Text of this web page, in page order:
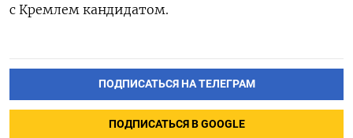
с Кремлем кандидатом.
ПОДПИСАТЬСЯ НА ТЕЛЕГРАМ
ПОДПИСАТЬСЯ В GOOGLE